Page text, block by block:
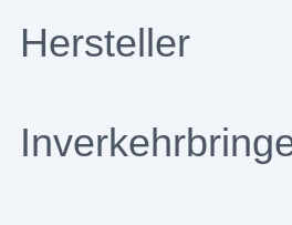
Hersteller